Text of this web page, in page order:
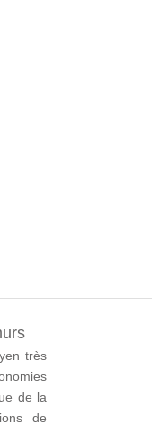
très
de la
de